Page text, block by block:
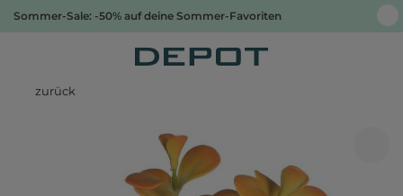
Sommer-Sale: -50% auf deine Sommer-Favoriten
zurück